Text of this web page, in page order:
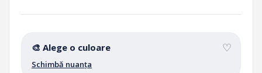
♡
🎨 Alege o culoare
Schimbă nuanța